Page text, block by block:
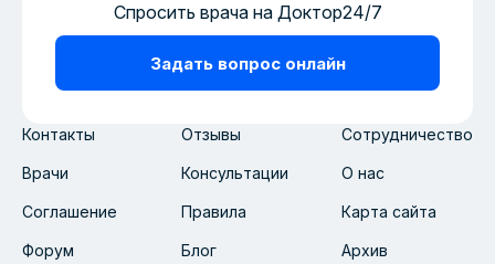
Контакты Отзывы Сотрудничество
Врачи Консультации О нас
Соглашение Правила Карта сайта
Форум Блог Архив
Спросить врача на Доктор24/7
Задать вопрос онлайн